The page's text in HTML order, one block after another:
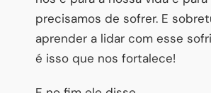
precisamos de sofrer. E
aprender a lidar com esse
é isso que nos fortalece!